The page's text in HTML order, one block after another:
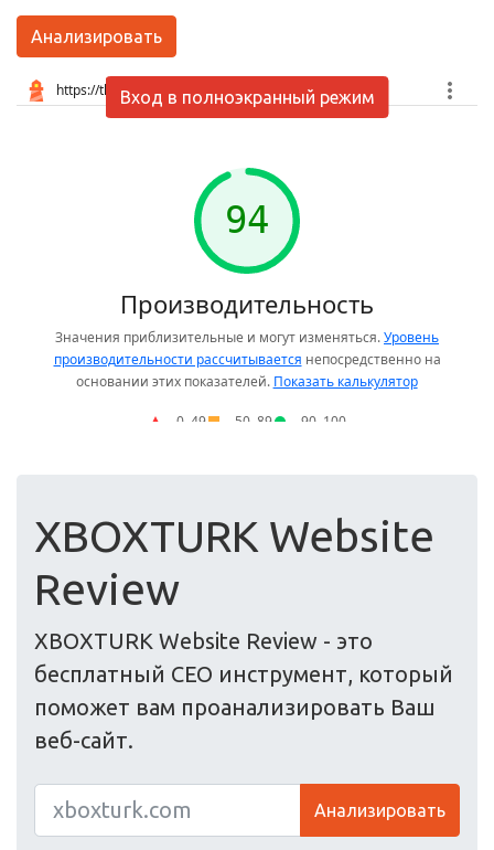
Анализировать
Вход в полноэкранный режим
XBOXTURK Website
Review
XBOXTURK Website Review - это
бесплатный СЕО инструмент, который
поможет вам проанализировать Ваш
веб-сайт.
Анализировать